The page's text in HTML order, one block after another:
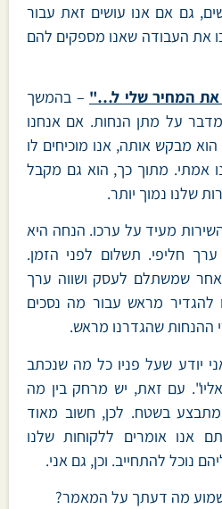
גם אם אנו עושים זאת עבור
את העבודה שאנו מספקים להם
את המחיר שלי ל…" – בהמשך
על מתן הנחות. אם אנחנו
מבקש אותה, אנו מוכיחים לו
אמתי. מתוך כך, הוא גם מקבל
שלנו נמוך יותר.
מעיד על ערכו. הנחה היא
חליפי. תשלום לפני הזמן.
שמשתלם לעסק ושווה ערך
להגדיר מראש עבור מה נסכים
ההנחות שהגדרנו מראש.
יודע שעל פניו כל מה שנכתב
עם זאת, יש מרחק בין מה
בשטח. לכן, חשוב מאוד
אנו אומרים ללקוחות שלנו
נוכל להתחייב. וכן, גם אני.
מה דעתך על המאמר?